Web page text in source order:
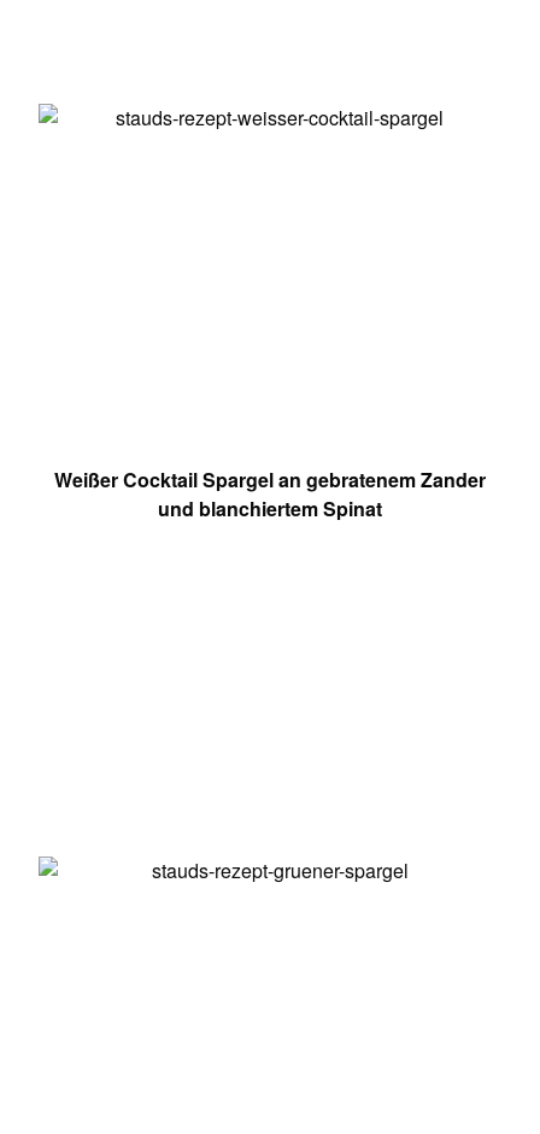
Weißer Cocktail Spargel an gebratenem Zander
und blanchiertem Spinat